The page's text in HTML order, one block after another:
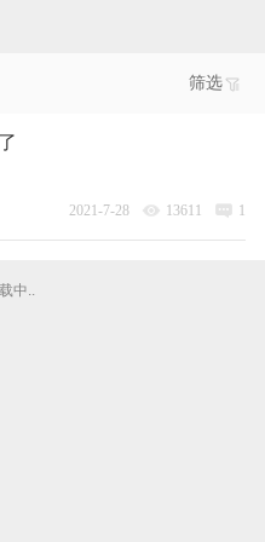
筛选
2021-7-28 13611 1
中..